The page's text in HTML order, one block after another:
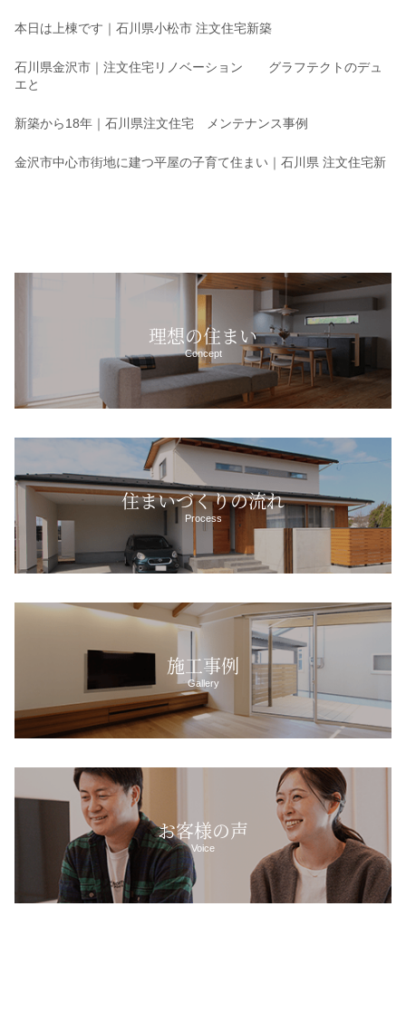
本日は上棟です｜石川県小松市 注文住宅新築
石川県金沢市｜注文住宅リノベーション グラフテクトのデュ
エと
新築から18年｜石川県注文住宅 メンテナンス事例
金沢市中心市街地に建つ平屋の子育て住まい｜石川県 注文住宅新
理想の住まい
Concept
住まいづくりの流れ
Process
施工事例
Gallery
お客様の声
Voice